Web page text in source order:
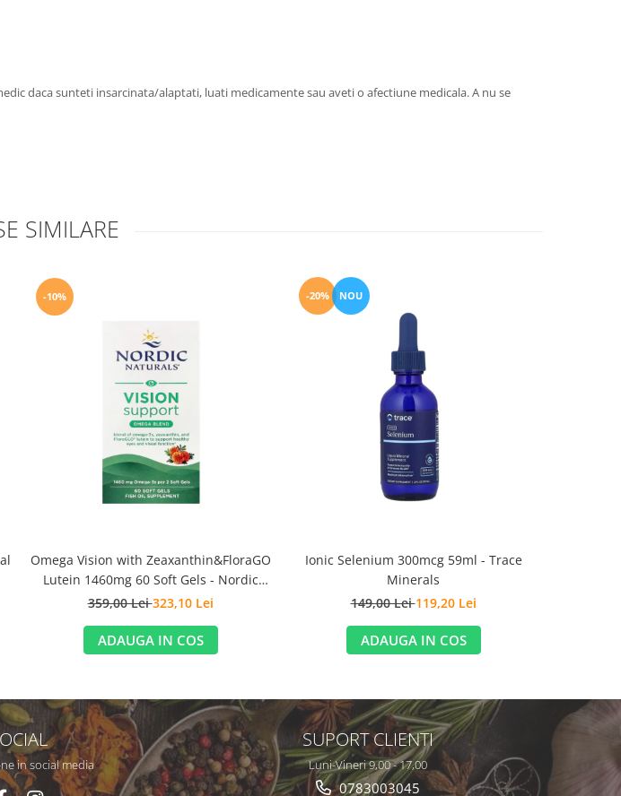
daca sunteti insarcinata/alaptati, luati medicamente sau aveti o afectiune medicala. A nu se
SIMILARE
-10%
Omega Vision with Zeaxanthin&FloraGO
Lutein 1460mg 60 Soft Gels - Nordic
Naturals
359,00 Lei323,10 Lei
ADAUGA IN COS
-20% NOU
Ionic Selenium 300mcg 59ml - Trace
Minerals
149,00 Lei119,20 Lei
ADAUGA IN COS
in social media
SUPORT CLIENTI
Luni-Vineri 9,00 - 17,00
0783003045